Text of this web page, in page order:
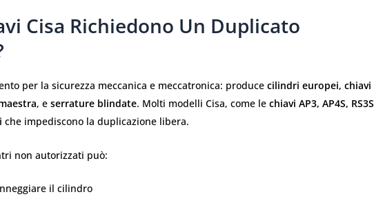
Cisa Richiedono Un Duplicato
per la sicurezza meccanica e meccatronica: produce cilindri europei, chiavi
, e serrature blindate. Molti modelli Cisa, come le chiavi AP3, AP4S, RS3S
che impediscono la duplicazione libera.
non autorizzati può:
il cilindro